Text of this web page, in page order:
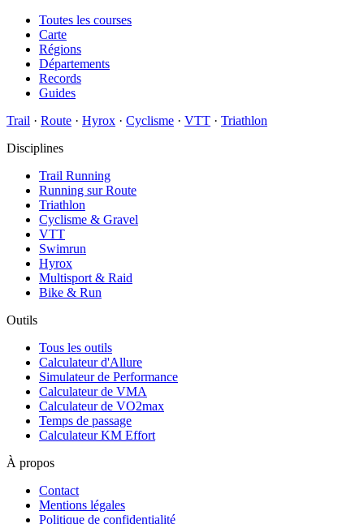
Toutes les courses
Carte
Régions
Départements
Records
Guides
Trail · Route · Hyrox · Cyclisme · VTT · Triathlon
Disciplines
Trail Running
Running sur Route
Triathlon
Cyclisme & Gravel
VTT
Swimrun
Hyrox
Multisport & Raid
Bike & Run
Outils
Tous les outils
Calculateur d'Allure
Simulateur de Performance
Calculateur de VMA
Calculateur de VO2max
Temps de passage
Calculateur KM Effort
À propos
Contact
Mentions légales
Politique de confidentialité